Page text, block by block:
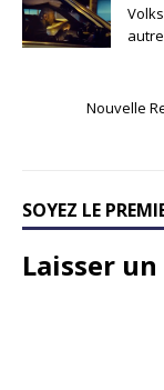
Nouvelle
SOYEZ LE
Laisser